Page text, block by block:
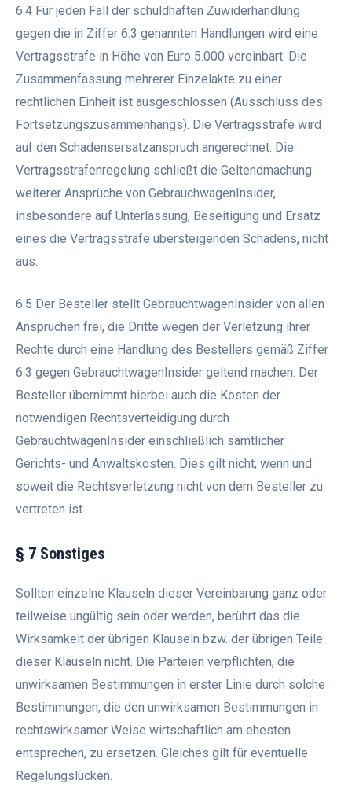
6.4 Für jeden Fall der schuldhaften Zuwiderhandlung
gegen die in Ziffer 6.3 genannten Handlungen wird eine
Vertragsstrafe in Höhe von Euro 5.000 vereinbart. Die
Zusammenfassung mehrerer Einzelakte zu einer
rechtlichen Einheit ist ausgeschlossen (Ausschluss des
Fortsetzungszusammenhangs). Die Vertragsstrafe wird
auf den Schadensersatzanspruch angerechnet. Die
Vertragsstrafenregelung schließt die Geltendmachung
weiterer Ansprüche von GebrauchwagenInsider,
insbesondere auf Unterlassung, Beseitigung und Ersatz
eines die Vertragsstrafe übersteigenden Schadens, nicht
aus.
6.5 Der Besteller stellt GebrauchtwagenInsider von allen
Ansprüchen frei, die Dritte wegen der Verletzung ihrer
Rechte durch eine Handlung des Bestellers gemäß Ziffer
6.3 gegen GebrauchtwagenInsider geltend machen. Der
Besteller übernimmt hierbei auch die Kosten der
notwendigen Rechtsverteidigung durch
GebrauchtwagenInsider einschließlich sämtlicher
Gerichts- und Anwaltskosten. Dies gilt nicht, wenn und
soweit die Rechtsverletzung nicht von dem Besteller zu
vertreten ist.
§ 7 Sonstiges
Sollten einzelne Klauseln dieser Vereinbarung ganz oder
teilweise ungültig sein oder werden, berührt das die
Wirksamkeit der übrigen Klauseln bzw. der übrigen Teile
dieser Klauseln nicht. Die Parteien verpflichten, die
unwirksamen Bestimmungen in erster Linie durch solche
Bestimmungen, die den unwirksamen Bestimmungen in
rechtswirksamer Weise wirtschaftlich am ehesten
entsprechen, zu ersetzen. Gleiches gilt für eventuelle
Regelungslücken.